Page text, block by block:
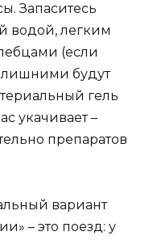
Запаситесь
водой, легким
(если
лишними будут
гель
укачивает –
препаратов
вариант
– это поезд: у